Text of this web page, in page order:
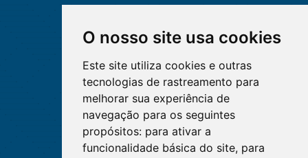
O nosso site usa cookies
Este site utiliza cookies e outras
tecnologias de rastreamento para
melhorar sua experiência de
navegação para os seguintes
propósitos: para ativar a
funcionalidade básica do site, para